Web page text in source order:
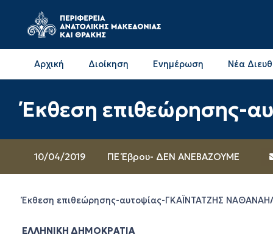
Αρχική Διοίκηση Ενημέρωση Νέα
Έκθεση επιθεώρησης-
10/04/2019 ΠΕ Έβρου- ΔΕΝ ΑΝΕΒΑΖΟΥΜΕ
Έκθεση επιθεώρησης-αυτοψίας-ΓΚΑΪΝΤΑΤΖΗΣ
ΕΛΛΗΝΙΚΗ ΔΗΜΟΚΡΑΤΙΑ